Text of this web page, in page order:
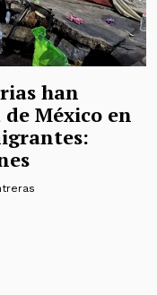
han
México en